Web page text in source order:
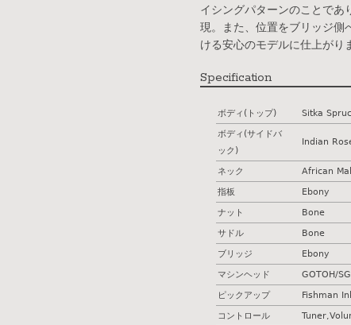
イシングパターンのことで
現。また、位置をブリッジ側
ける安心のモデルに仕上がり
Specification
ボディ(トップ)
Sitka
ボディ(サイドバ
ック)
Indian
ネック
African
指板
Ebony
ナット
Bone
サドル
Bone
ブリッジ
Ebony
マシンヘッド
GOTOH/
ピックアップ
Fishman
コントロール